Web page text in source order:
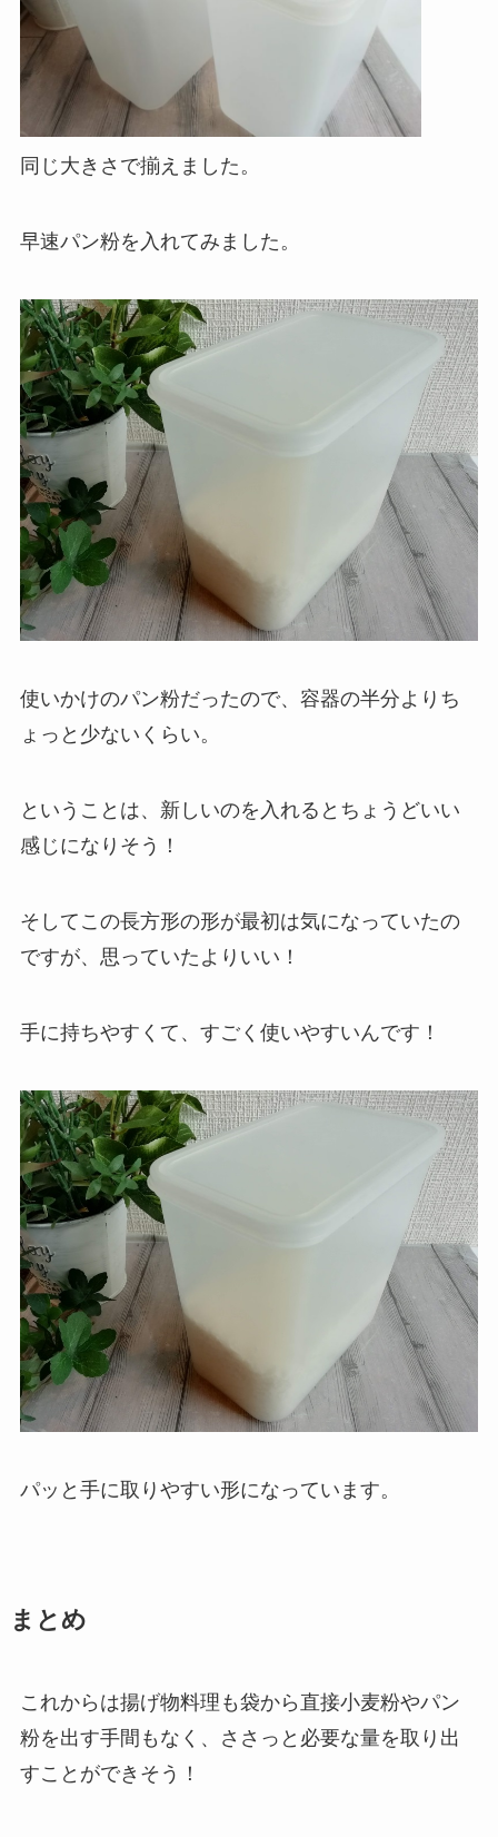
同じ大きさで揃えました。
早速パン粉を入れてみました。
使いかけのパン粉だったので、容器の半分よりち
ょっと少ないくらい。
ということは、新しいのを入れるとちょうどいい
感じになりそう！
そしてこの長方形の形が最初は気になっていたの
ですが、思っていたよりいい！
手に持ちやすくて、すごく使いやすいんです！
パッと手に取りやすい形になっています。
まとめ
これからは揚げ物料理も袋から直接小麦粉やパン
粉を出す手間もなく、ささっと必要な量を取り出
すことができそう！